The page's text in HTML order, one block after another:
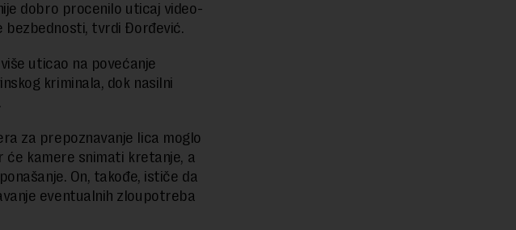
dobro procenilo uticaj video-
bezbednosti, tvrdi Đorđević.
uticao na povećanje
kriminala, dok nasilni
za prepoznavanje lica moglo
će kamere snimati kretanje, a
On, takođe, ističe da
eventualnih zloupotreba